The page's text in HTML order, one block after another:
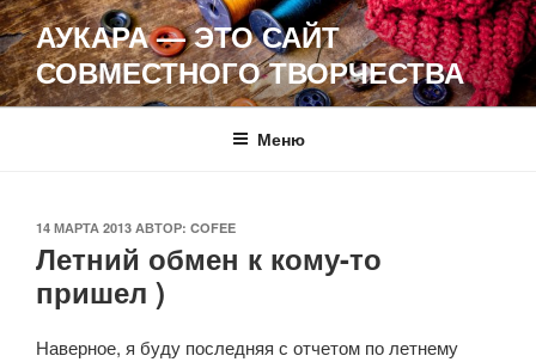
Перейти
к
содержимому
АУКАРА — ЭТО САЙТ
СОВМЕСТНОГО ТВОРЧЕСТВА
Меню
ОПУБЛИКОВАНО
14 МАРТА 2013 АВТОР: COFEE
Летний обмен к кому-то
пришел )
Наверное, я буду последняя с отчетом по летнему